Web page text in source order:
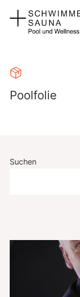
Inhalt
springen
Poolfolie
Suchen